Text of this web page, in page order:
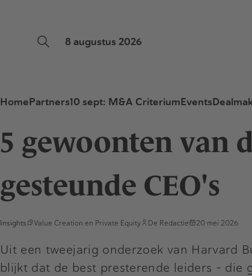
8 augustus 2026
HomePartners10 sept: M&A CriteriumEvents
5 gewoonten van
gesteunde CEO's
Insights Value Creation en Private Equity De Redactie 20 mei 2026
Uit een tweejarig onderzoek van Harvard
blijkt dat de best presterende leiders – die